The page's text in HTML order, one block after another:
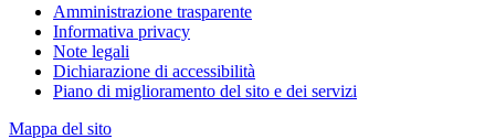
Amministrazione trasparente
Informativa privacy
Note legali
Dichiarazione di accessibilità
Piano di miglioramento del sito e dei servizi
Mappa del sito